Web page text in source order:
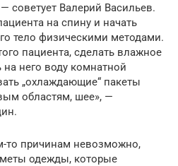
советует Валерий Васильев.
на спину и начать
тело физическими методами.
пациента, сделать влажное
него воду комнатной
„охлаждающие“ пакеты
областям, шее», —
то причинам невозможно,
одежды, которые